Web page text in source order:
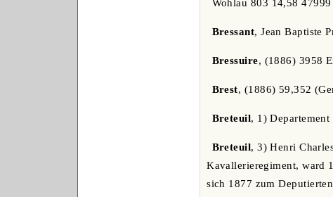
Wohlau 803 14,58 47999
Bressant, Jean Baptiste
Bressuire, (1886) 3958
Brest, (1886) 59,352
Breteuil, 1)
Breteuil, 3) Henri
Kavallerieregiment, ward
sich 1877 zum